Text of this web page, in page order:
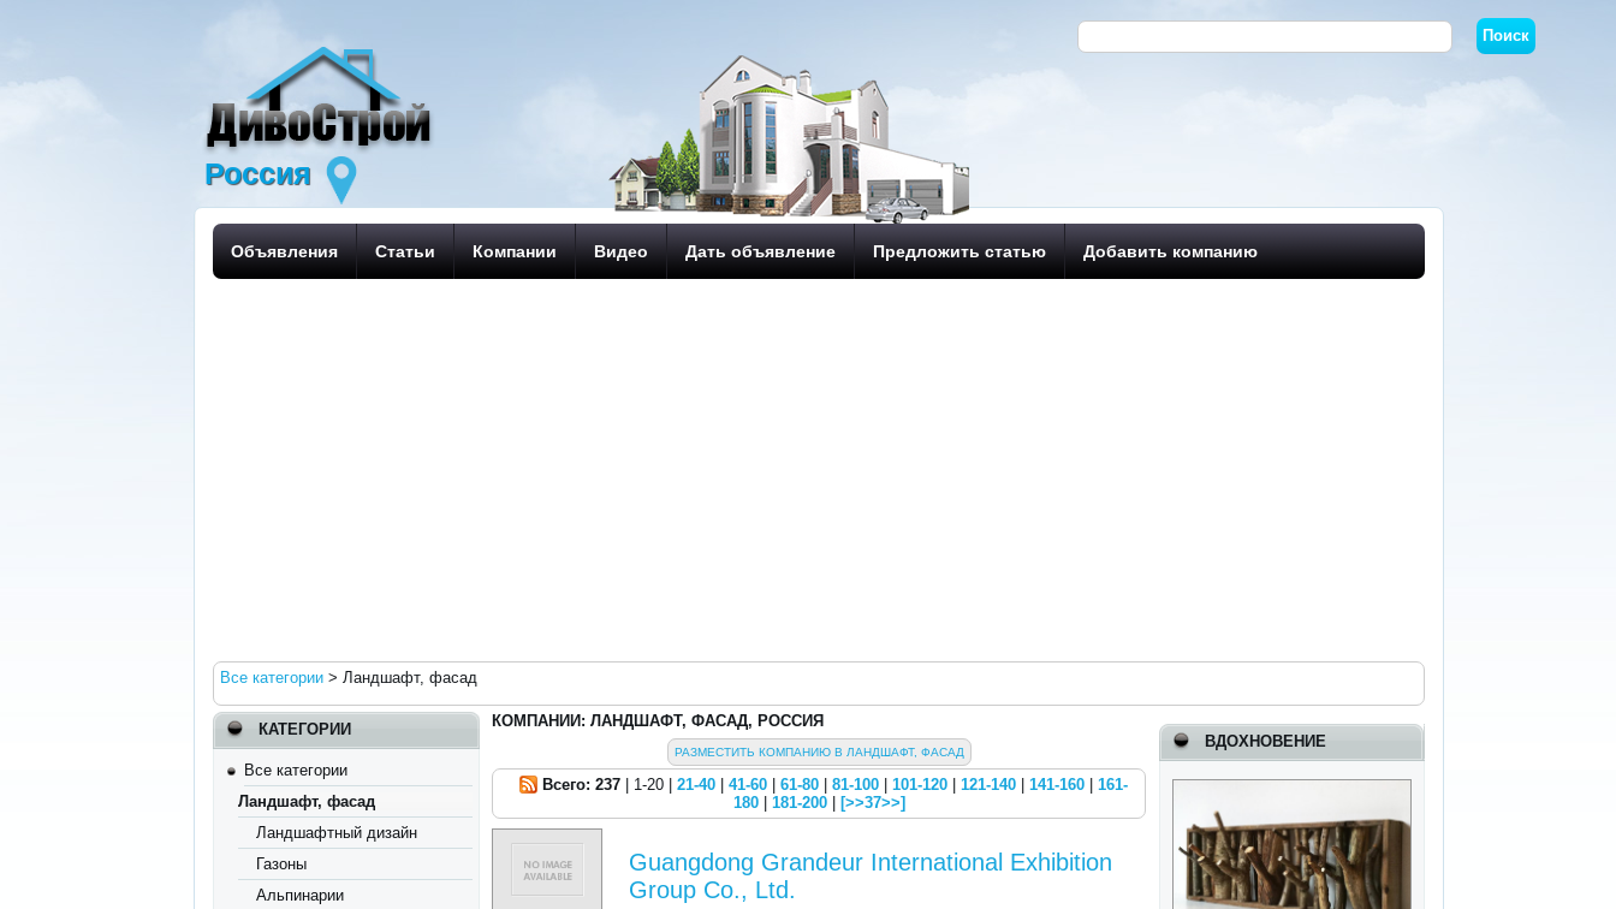
Россия
Объявления Статьи Компании Видео Дать объявление Предложить статью Добавить компанию
Все категории >Ландшафт, фасад
КАТЕГОРИИ
Все категории
Ландшафт, фасад
Ландшафтный дизайн
Газоны
Альпинарии
ВДОХНОВЕНИЕ
КОМПАНИИ: ЛАНДШАФТ, ФАСАД, РОССИЯ
РАЗМЕСТИТЬ КОМПАНИЮ В ЛАНДШАФТ, ФАСАД
Всего: 237 | 1-20 |21-40 |41-60 |61-80 |81-100 |101-120 |121-140 |141-160 |161-
180| 181-200| [>>37>>]
Guangdong Grandeur International Exhibition
Group Co., Ltd.